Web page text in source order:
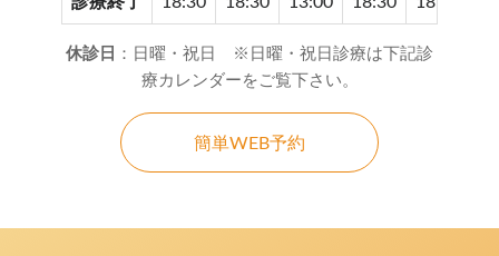
休診日 ：日曜・祝日 ※日曜・祝日診療は下記診
療カレンダーをご覧下さい。
簡単WEB予約